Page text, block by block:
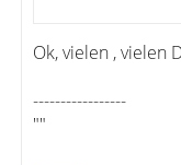
Ok, vielen , vielen
-----------------
""